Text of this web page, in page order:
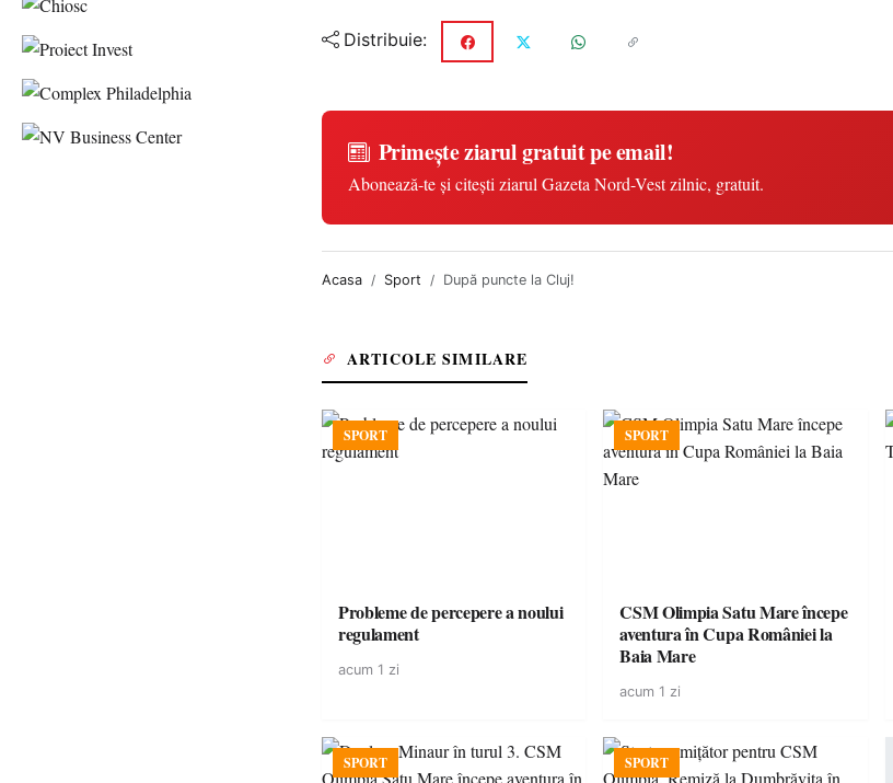
Distribuie:
Primește ziarul gratuit pe email!
Abonează-te și citești ziarul Gazeta Nord-Vest zilnic, gratuit.
Acasa Sport După puncte la Cluj!
ARTICOLE SIMILARE
SPORT
Probleme de percepere a noului
regulament
acum 1 zi
SPORT
CSM Olimpia Satu Mare începe
aventura în Cupa României la
Baia Mare
acum 1 zi
SPORT SPORT